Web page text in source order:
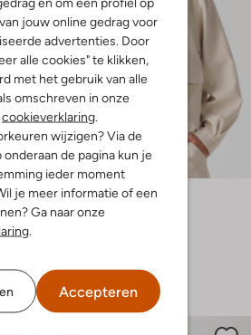
jouw online gedrag voor
advertenties. Door
alle cookies" te klikken,
met het gebruik van alle
omschreven in onze
cookieverklaring.
wijzigen? Via de
de pagina kun je
ieder moment
je meer informatie of een
Ga naar onze
.
Accepteren
Laatste item
-60%
Summum
Jack